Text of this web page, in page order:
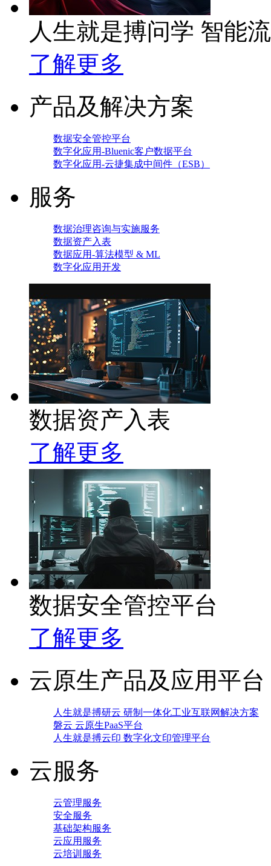
人生就是搏问学 智能
了解更多
产品及解决方案
数据安全管控平台
数字化应用-Bluenic客户数据平台
数字化应用-云捷集成中间件（ESB）
服务
数据治理咨询与实施服务
数据资产入表
数据应用-算法模型 & ML
数字化应用开发
数据资产入表
了解更多
数据安全管控平台
了解更多
云原生产品及应用平台
人生就是搏研云 研制一体化工业互联网解决方案
磐云 云原生PaaS平台
人生就是搏云印 数字化文印管理平台
云服务
云管理服务
安全服务
基础架构服务
云应用服务
云培训服务